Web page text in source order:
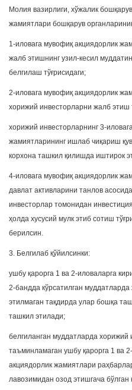
Молия вазирлиги, хўжалик
жамиятлари бошқарув
1-иловага мувофиқ акциядорлик
жалб этишнинг узил-кесил
белгилаш тўғрисидаги;
2-иловага мувофиқ акциядорлик
хорижий инвесторларни жалб этиш
хорижий инвесторларнинг 3-
жамиятларининг ишлаб чиқариш
корхона ташкил қилишда иштирок
4-иловага мувофиқ акциядорлик
давлат активларини танлов
инвесторлар томонидан
ҳолда хусусий мулк этиб сотиш
берилсин.
3. Белгилаб қўйилсинки:
ушбу қарорга 1 ва 2-иловаларга
2-бандда кўрсатилган
этилмаган тақдирда улар бошқа
ташкил этилади;
белгиланган муддатларда
таъминламаган ушбу қарорга 1 ва
акциядорлик жамиятлари
лавозимидан озод этишгача